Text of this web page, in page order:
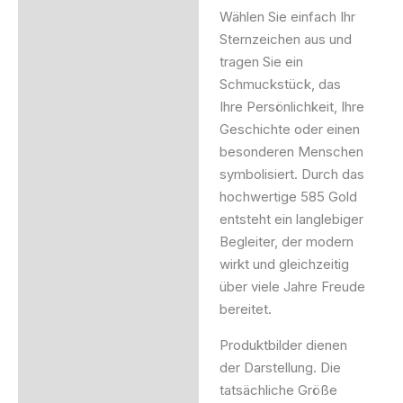
Wählen Sie einfach Ihr
Sternzeichen aus und
tragen Sie ein
Schmuckstück, das
Ihre Persönlichkeit, Ihre
Geschichte oder einen
besonderen Menschen
symbolisiert. Durch das
hochwertige 585 Gold
entsteht ein langlebiger
Begleiter, der modern
wirkt und gleichzeitig
über viele Jahre Freude
bereitet.
Produktbilder dienen
der Darstellung. Die
tatsächliche Größe